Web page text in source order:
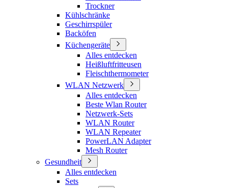
Trockner
Kühlschränke
Geschirrspüler
Backöfen
Küchengeräte
Alles entdecken
Heißluftfritteusen
Fleischthermometer
WLAN Netzwerk
Alles entdecken
Beste Wlan Router
Netzwerk-Sets
WLAN Router
WLAN Repeater
PowerLAN Adapter
Mesh Router
Gesundheit
Alles entdecken
Sets